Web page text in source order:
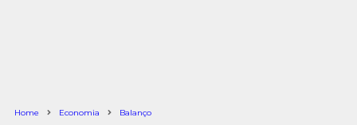
Home Economia Balanço